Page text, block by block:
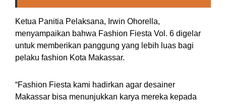
Ketua Panitia Pelaksana, Irwin Ohorella,
menyampaikan bahwa Fashion Fiesta Vol. 6 digelar
untuk memberikan panggung yang lebih luas bagi
pelaku fashion Kota Makassar.
“Fashion Fiesta kami hadirkan agar desainer
Makassar bisa menunjukkan karya mereka kepada